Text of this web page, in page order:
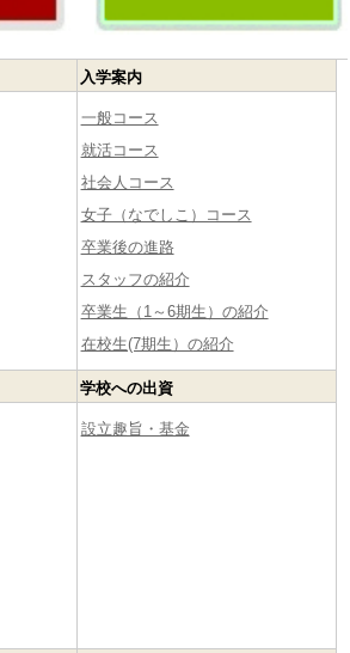
入学案内
一般コース
就活コース
社会人コース
女子（なでしこ）コース
卒業後の進路
スタッフの紹介
卒業生（1～6期生）の紹介
在校生(7期生）の紹介
学校への出資
設立趣旨・基金